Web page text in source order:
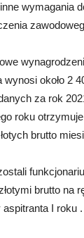
wymagania
wynosi około 2
za rok
roku
brutto
brutto na
I roku .